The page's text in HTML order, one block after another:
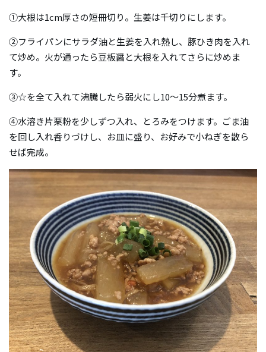
①大根は1cm厚さの短冊切り。生姜は千切りにします。
②フライパンにサラダ油と生姜を入れ熱し、豚ひき肉を入れ
て炒め。火が通ったら豆板醤と大根を入れてさらに炒めま
す。
③☆を全て入れて沸騰したら弱火にし10〜15分煮ます。
④水溶き片栗粉を少しずつ入れ、とろみをつけます。ごま油
を回し入れ香りづけし、お皿に盛り、お好みで小ねぎを散ら
せば完成。